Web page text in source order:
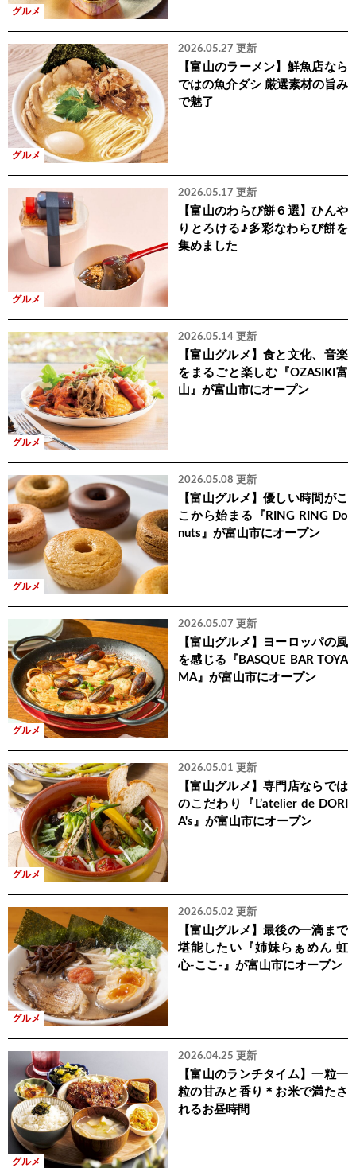
グルメ
グルメ
2026.05.27 更新
【富山のラーメン】鮮魚店なら
ではの魚介ダシ 厳選素材の旨み
で魅了
グルメ
2026.05.17 更新
【富山のわらび餅６選】ひんや
りとろける♪多彩なわらび餅を
集めました
グルメ
2026.05.14 更新
【富山グルメ】食と文化、音楽
をまるごと楽しむ『OZASIKI富
山』が富山市にオープン
グルメ
2026.05.08 更新
【富山グルメ】優しい時間がこ
こから始まる『RING RING Do
nuts』が富山市にオープン
グルメ
2026.05.07 更新
【富山グルメ】ヨーロッパの風
を感じる『BASQUE BAR TOYA
MA』が富山市にオープン
グルメ
2026.05.01 更新
【富山グルメ】専門店ならでは
のこだわり『L’atelier de DORI
A's』が富山市にオープン
グルメ
2026.05.02 更新
【富山グルメ】最後の一滴まで
堪能したい『姉妹らぁめん 虹
心-ここ-』が富山市にオープン
グルメ
2026.04.25 更新
【富山のランチタイム】一粒一
粒の甘みと香り＊お米で満たさ
れるお昼時間